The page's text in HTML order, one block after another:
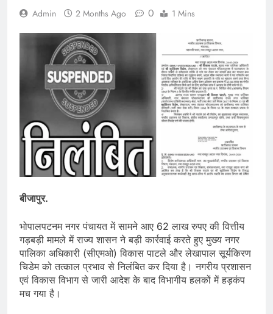
Admin 2 Months Ago 0 1 Mins
बीजापुर.
भोपालपटनम नगर पंचायत में सामने आए 62 लाख रुपए की वित्तीय
गड़बड़ी मामले में राज्य शासन ने बड़ी कार्रवाई करते हुए मुख्य नगर
पालिका अधिकारी (सीएमओ) विकास पाटले और लेखापाल सूर्यकिरण
चिडेम को तत्काल प्रभाव से निलंबित कर दिया है। नगरीय प्रशासन
एवं विकास विभाग से जारी आदेश के बाद विभागीय हलकों में हड़कंप
मच गया है।